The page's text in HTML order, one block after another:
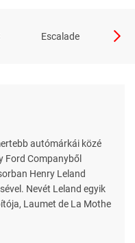
Escalade
autómárkái közé
Ford Companyből
Henry Leland
Nevét Leland egyik
Laumet de La Mothe